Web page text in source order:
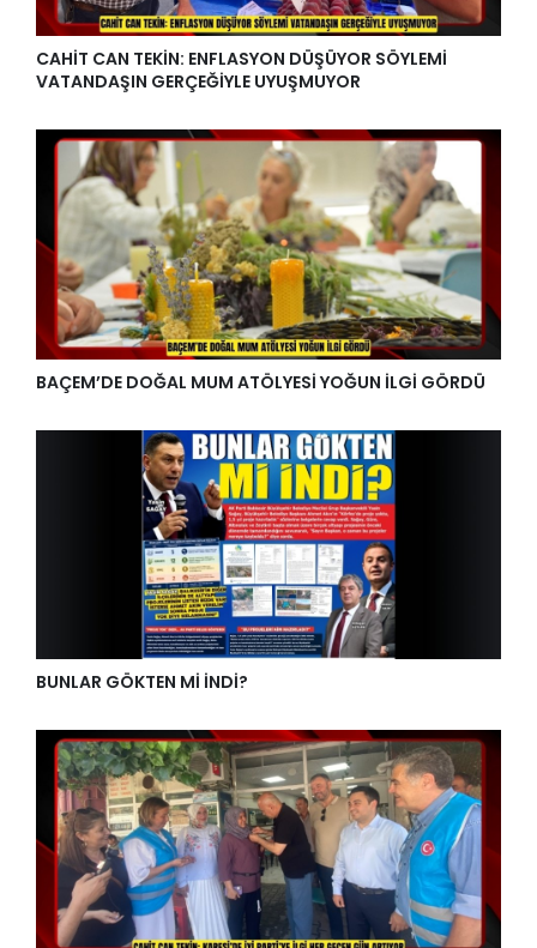
CAHİT CAN TEKİN: ENFLASYON DÜŞÜYOR SÖYLEMİ
VATANDAŞIN GERÇEĞİYLE UYUŞMUYOR
BAÇEM’DE DOĞAL MUM ATÖLYESİ YOĞUN İLGİ GÖRDÜ
BUNLAR GÖKTEN Mİ İNDİ?